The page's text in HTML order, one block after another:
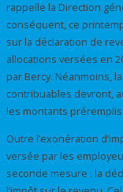
rappelle la Direction
conséquent, ce
sur la déclaration de
allocations versées en
par Bercy. Néanmoins,
contribuables devront,
les montants
Outre l’exonération
versée par les
seconde mesure : la